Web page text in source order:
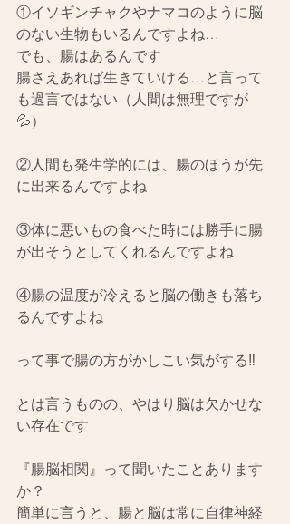
①イソギンチャクやナマコのように脳
のない生物もいるんですよね…
でも、腸はあるんです
腸さえあれば生きていける…と言って
も過言ではない（人間は無理ですが
💦）
②人間も発生学的には、腸のほうが先
に出来るんですよね
③体に悪いもの食べた時には勝手に腸
が出そうとしてくれるんですよね
④腸の温度が冷えると脳の働きも落ち
るんですよね
って事で腸の方がかしこい気がする‼️
とは言うものの、やはり脳は欠かせな
い存在です
『腸脳相関』って聞いたことあります
か？
簡単に言うと、腸と脳は常に自律神経